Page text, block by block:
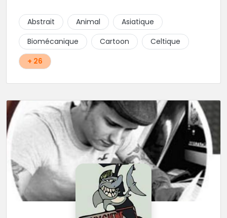
d'hygiène les plus strictes. Du new-school, du old
school, fantasy ou encore réaliste, Niko, Anthony,
Cody et les nombreux Guest seront adapter vos
idées en tatouages uniques et créatifs.
Abstrait Animal
Asiatique
Biomécanique
Cartoon
Celtique
+ 26